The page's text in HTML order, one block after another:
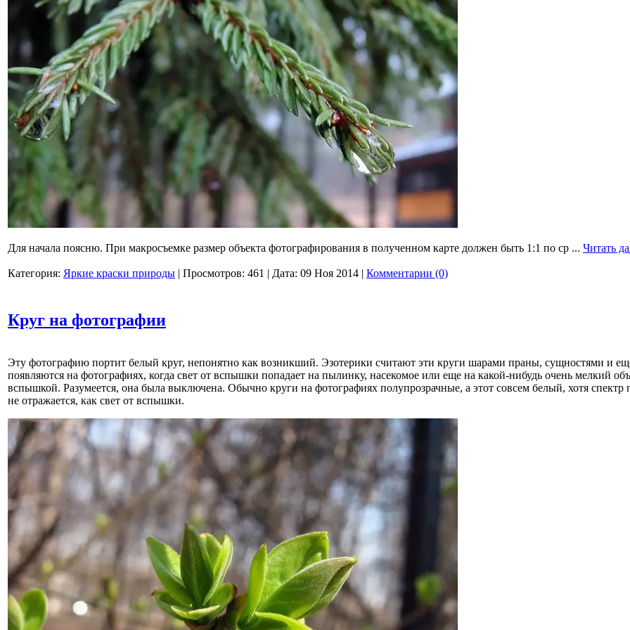
Для начала поясню. При макросъемке размер объекта фотографирования в полученном карте должен быть 1:1 по ср ... Читать
Категория: Яркие краски природы | Просмотров: 461 | Дата: 09 Ноя 2014 | Комментарии (0)
Круг на фотографии
Эту фотографию портит белый круг, непонятно как возникший. Эзотерики считают эти круги шарами праны, сущностями и
появляются на фотографиях, когда свет от вспышки попадает на пылинку, насекомое или еще на какой-нибудь очень мелкий
вспышкой. Разумеется, она была выключена. Обычно круги на фотографиях полупрозрачные, а этот совсем белый, хотя
не отражается, как свет от вспышки.